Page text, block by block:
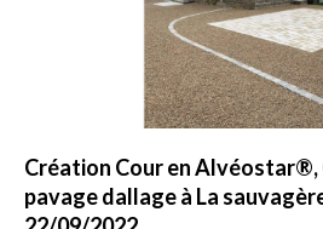
Création Cour en
pavage dallage à La